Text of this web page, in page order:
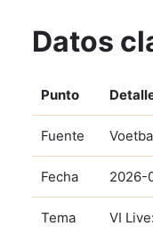
Datos
Punto
Fuente
Fecha 2026-
Tema VI